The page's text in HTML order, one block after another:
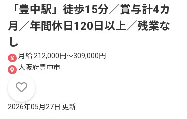
「豊中駅」徒歩15分／賞与計4カ
月／年間休日120日以上／残業な
し
月給 212,000円〜309,000円
大阪府豊中市
2026年05月27日 更新